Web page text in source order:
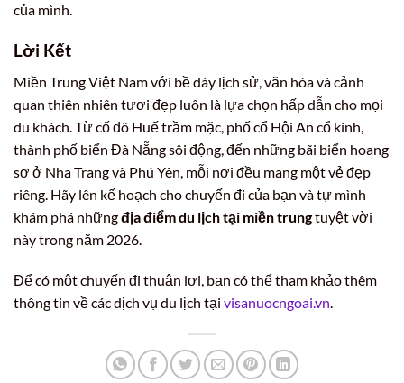
của mình.
Lời Kết
Miền Trung Việt Nam với bề dày lịch sử, văn hóa và cảnh
quan thiên nhiên tươi đẹp luôn là lựa chọn hấp dẫn cho mọi
du khách. Từ cố đô Huế trầm mặc, phố cổ Hội An cổ kính,
thành phố biển Đà Nẵng sôi động, đến những bãi biển hoang
sơ ở Nha Trang và Phú Yên, mỗi nơi đều mang một vẻ đẹp
riêng. Hãy lên kế hoạch cho chuyến đi của bạn và tự mình
khám phá nhữngđịa điểm du lịch tại miền trungtuyệt vời
này trong năm 2026.
Để có một chuyến đi thuận lợi, bạn có thể tham khảo thêm
thông tin về các dịch vụ du lịch tại visanuocngoai.vn.